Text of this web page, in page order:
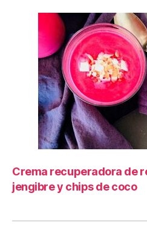
Crema recuperadora de
jengibre y chips de coco